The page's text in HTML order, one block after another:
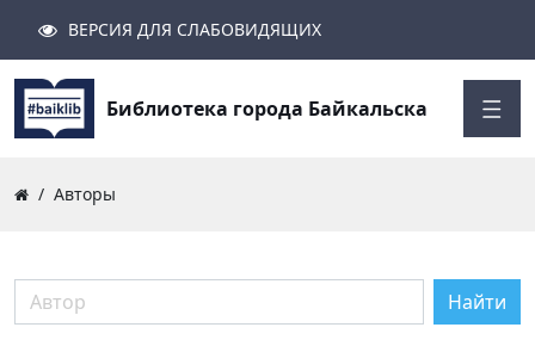
Найти
Поиск
Найти
ВЕРСИЯ ДЛЯ СЛАБОВИДЯЩИХ
Библиотека города Байкальска
Авторы